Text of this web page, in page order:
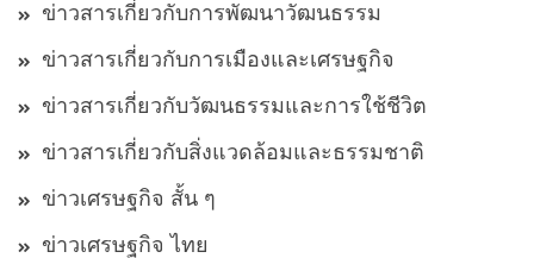
ข่าวสารเกี่ยวกับการพัฒนาวัฒนธรรม
ข่าวสารเกี่ยวกับการเมืองและเศรษฐกิจ
ข่าวสารเกี่ยวกับวัฒนธรรมและการใช้ชีวิต
ข่าวสารเกี่ยวกับสิ่งแวดล้อมและธรรมชาติ
ข่าวเศรษฐกิจ สั้น ๆ
ข่าวเศรษฐกิจ ไทย